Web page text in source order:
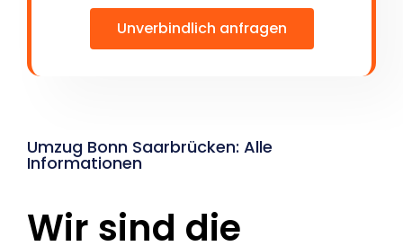
Unverbindlich anfragen
Umzug Bonn Saarbrücken: Alle
Informationen
Wir sind die